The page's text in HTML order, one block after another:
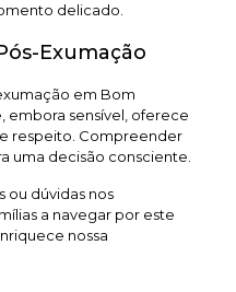
delicado.
Exumação
em Bom
embora sensível, oferece
respeito. Compreender
uma decisão consciente.
ou dúvidas nos
a navegar por este
nossa